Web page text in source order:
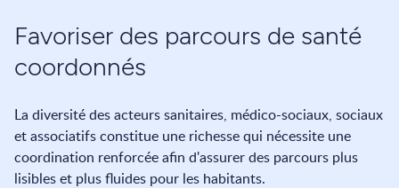
Favoriser des parcours de santé
coordonnés
La diversité des acteurs sanitaires, médico-sociaux, sociaux
et associatifs constitue une richesse qui nécessite une
coordination renforcée afin d'assurer des parcours plus
lisibles et plus fluides pour les habitants.